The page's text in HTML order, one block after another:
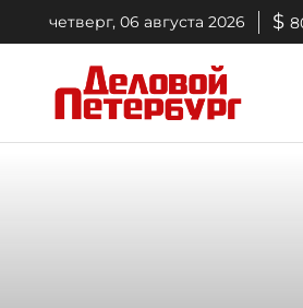
четверг, 06 августа 2026 $